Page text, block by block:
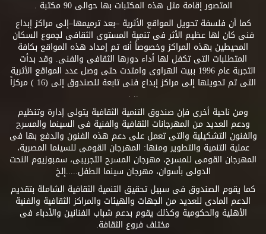
المتصور إقامة مثل هذه المكتبات بها حوالى 90 مكتبة .
كما أن فلسفة تحويل المواقع الأثرية –بعد ترميمها–إلى مراكز إبداع
فنى كان لها عظيم الأثر فى تنمية المستوى الثقافى لجموع السكان
المحيطين بهذه المراكز وخصوصاً أنه تم إمداد هذه المواقع بكافة
المتطلبات التى تكفل لها أداء دورها الثقافى والفنى. وقد بدأت
التجربة عام 1996 ببيت الهراوى وامتدت حتى وصل عدد المواقع الأثرية
التى تم تحويلها إلى مراكز إبداع فنى تابعة للصندوق إلى (16 ) مركزاً
.. .
ومن ناحية أخرى فإن صندوق التنمية الثقافية يتولى إدارة وتنظيم
ودعم العديد من المهرجانات الثقافية والفنية فى السينما والمسرح
والفنون التشكيلية والتى تعمل على دعم هذه الفنون والدفع بها فى
عملية التنمية والتطوير ومنها: المهرجان القومى للسينما المصرية،
المهرجان القومى للمسرح، مهرجان المسرح التجريبى، سمبوزيوم النحت
الدولى بأسوان، مهرجان سينما الطفل.....إلخ
كما يقوم الصندوق فى سبيل تحقيق التنمية الثقافية الشاملة بتقديم
الدعم المادى للعديد من الجهات والهيئات والمراكز الثقافية والفنية
الأهلية والحكومية وكذلك يقوم بدعم شباب الفنانين والأدباء فى
مختلف فروع الثقافة.